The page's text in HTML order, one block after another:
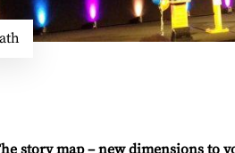
story map – new dimensions to